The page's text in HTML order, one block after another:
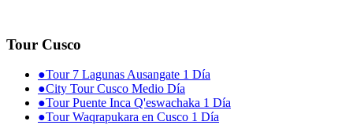
Tour Cusco
●Tour 7 Lagunas Ausangate 1 Día
●City Tour Cusco Medio Día
●Tour Puente Inca Q'eswachaka 1 Día
●Tour Waqrapukara en Cusco 1 Día